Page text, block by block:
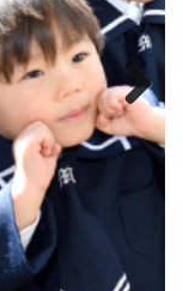
Next